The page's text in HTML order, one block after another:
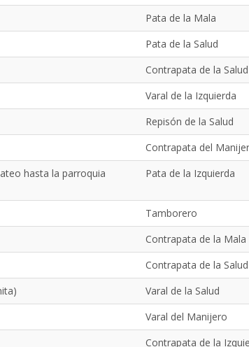
Pata de la Mala
Pata de la Salud
Contrapata de la Salud
Varal de la Izquierda
Repisón de la Salud
Contrapata del
hasta la parroquia
Pata de la Izquierda
Tamborero
Contrapata de la Mala
Contrapata de la Salud
Varal de la Salud
Varal del Manijero
Contrapata de la